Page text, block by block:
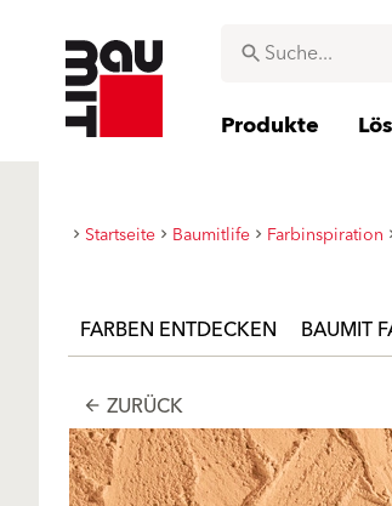
Produkte
Startseite Baumitlife Farbinspiration
FARBEN ENTDECKEN BAUMIT
arrow_back ZURÜCK